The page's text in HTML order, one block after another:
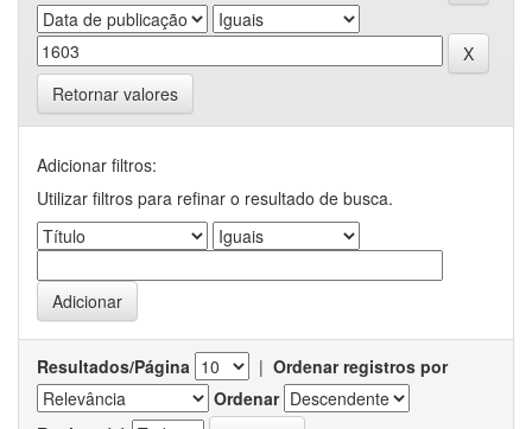
Retornar valores
Adicionar filtros:
Utilizar filtros para refinar o resultado de busca.
Resultados/Página | Ordenar registros por
Ordenar